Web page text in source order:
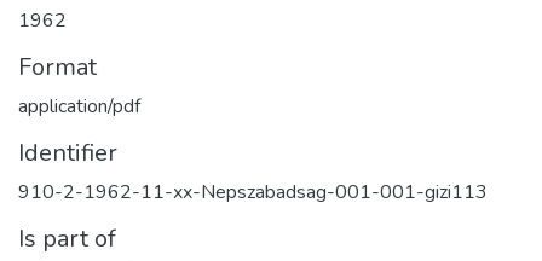
1962
Format
application/pdf
Identifier
910-2-1962-11-xx-Nepszabadsag-001-001-gizi113
Is part of